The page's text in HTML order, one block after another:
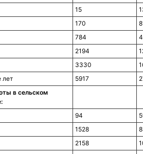
15
170
784
2194
3330
лет
5917
в сельском
94
1528
2158